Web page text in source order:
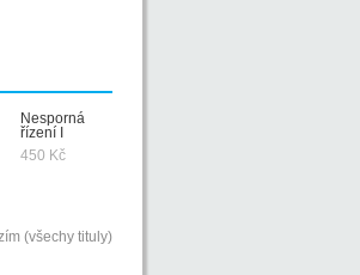
Nesporná
řízení I
450 Kč
(všechy tituly)